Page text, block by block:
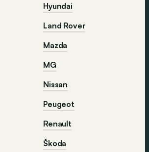
Hyundai
Land Rover
Mazda
MG
Nissan
Peugeot
Renault
Škoda